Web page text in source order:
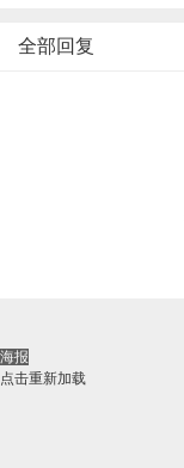
全部回复
海报
点击重新加载